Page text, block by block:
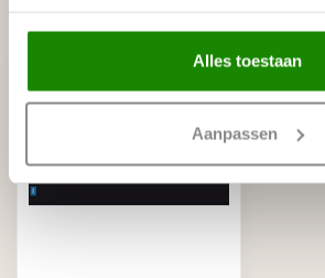
Alles toestaan
Aanpassen